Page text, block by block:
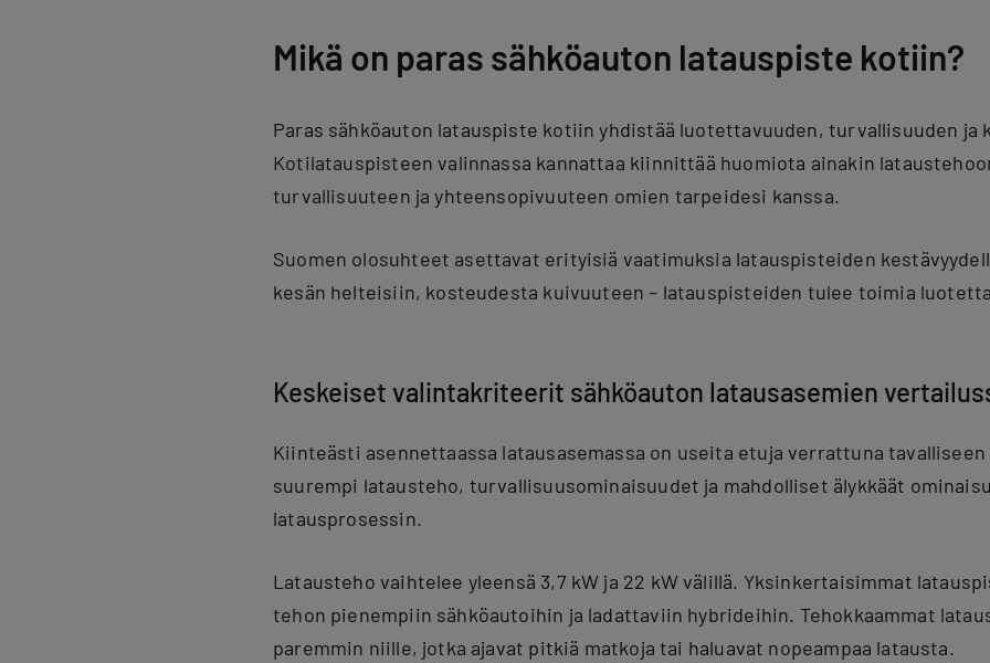
Mikä on paras sähköauton latauspiste kotiin?
Paras sähköauton latauspiste kotiin yhdistää luotettavuuden, turvallisuuden ja
Kotilatauspisteen valinnassa kannattaa kiinnittää huomiota ainakin
turvallisuuteen ja yhteensopivuuteen omien tarpeidesi kanssa.
Suomen olosuhteet asettavat erityisiä vaatimuksia latauspisteiden
kesän helteisiin, kosteudesta kuivuuteen – latauspisteiden tulee toimia
Keskeiset valintakriteerit sähköauton latausasemien
Kiinteästi asennettaassa latausasemassa on useita etuja verrattuna
suurempi latausteho, turvallisuusominaisuudet ja mahdolliset älykkäät
latausprosessin.
Latausteho vaihtelee yleensä 3,7 kW ja 22 kW välillä. Yksinkertaisimmat
tehon pienempiin sähköautoihin ja ladattaviin hybrideihin. Tehokkaammat
paremmin niille, jotka ajavat pitkiä matkoja tai haluavat nopeampaa latausta.